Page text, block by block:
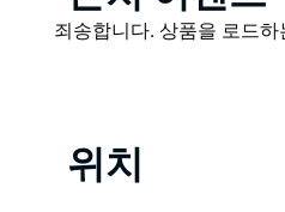
List
Product
죄송합니다. 상품을 로드
위치